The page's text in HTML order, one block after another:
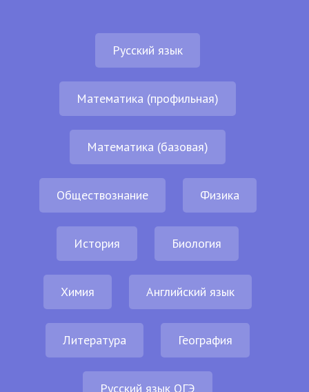
Русский язык
Математика (профильная)
Математика (базовая)
Обществознание Физика
История Биология
Химия Английский язык
Литература География
Русский язык ОГЭ